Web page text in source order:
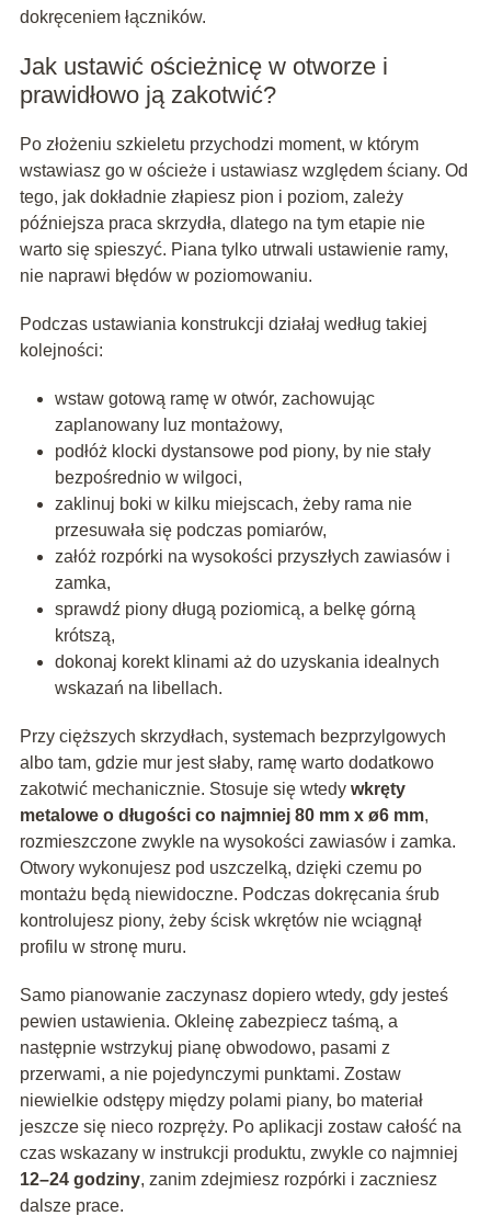
dokręceniem łączników.
Jak ustawić ościeżnicę w otworze i
prawidłowo ją zakotwić?
Po złożeniu szkieletu przychodzi moment, w którym
wstawiasz go w ościeże i ustawiasz względem ściany. Od
tego, jak dokładnie złapiesz pion i poziom, zależy
późniejsza praca skrzydła, dlatego na tym etapie nie
warto się spieszyć. Piana tylko utrwali ustawienie ramy,
nie naprawi błędów w poziomowaniu.
Podczas ustawiania konstrukcji działaj według takiej
kolejności:
wstaw gotową ramę w otwór, zachowując
zaplanowany luz montażowy,
podłóż klocki dystansowe pod piony, by nie stały
bezpośrednio w wilgoci,
zaklinuj boki w kilku miejscach, żeby rama nie
przesuwała się podczas pomiarów,
załóż rozpórki na wysokości przyszłych zawiasów i
zamka,
sprawdź piony długą poziomicą, a belkę górną
krótszą,
dokonaj korekt klinami aż do uzyskania idealnych
wskazań na libellach.
Przy cięższych skrzydłach, systemach bezprzylgowych
albo tam, gdzie mur jest słaby, ramę warto dodatkowo
zakotwić mechanicznie. Stosuje się wtedy wkręty
metalowe o długości co najmniej 80 mm x ø6 mm,
rozmieszczone zwykle na wysokości zawiasów i zamka.
Otwory wykonujesz pod uszczelką, dzięki czemu po
montażu będą niewidoczne. Podczas dokręcania śrub
kontrolujesz piony, żeby ścisk wkrętów nie wciągnął
profilu w stronę muru.
Samo pianowanie zaczynasz dopiero wtedy, gdy jesteś
pewien ustawienia. Okleinę zabezpiecz taśmą, a
następnie wstrzykuj pianę obwodowo, pasami z
przerwami, a nie pojedynczymi punktami. Zostaw
niewielkie odstępy między polami piany, bo materiał
jeszcze się nieco rozpręży. Po aplikacji zostaw całość na
czas wskazany w instrukcji produktu, zwykle co najmniej
12–24 godziny, zanim zdejmiesz rozpórki i zaczniesz
dalsze prace.